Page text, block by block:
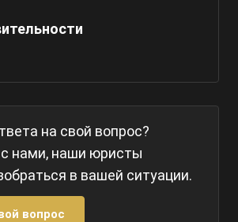
на свой вопрос?
нами, наши юристы
в вашей ситуации.
вопрос